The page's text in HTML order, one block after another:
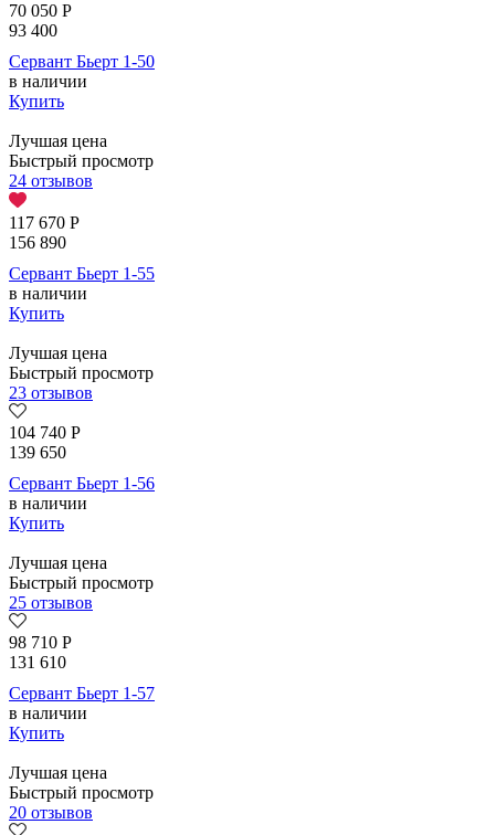
70 050 Р
93 400
Сервант Бьерт 1-50
в наличии
Купить
Лучшая цена
Быстрый просмотр
24 отзывов
117 670 Р
156 890
Сервант Бьерт 1-55
в наличии
Купить
Лучшая цена
Быстрый просмотр
23 отзывов
104 740 Р
139 650
Сервант Бьерт 1-56
в наличии
Купить
Лучшая цена
Быстрый просмотр
25 отзывов
98 710 Р
131 610
Сервант Бьерт 1-57
в наличии
Купить
Лучшая цена
Быстрый просмотр
20 отзывов